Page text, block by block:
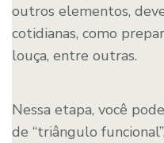
outros elementos,
cotidianas, como
louça, entre outras.
Nessa etapa, você
de “triângulo